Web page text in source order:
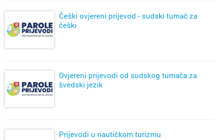
Češki ovjereni prijevod - sudski tumač za
češki
Ovjereni prijevodi od sudskog tumača za
švedski jezik
Prijevodi u nautičkom turizmu